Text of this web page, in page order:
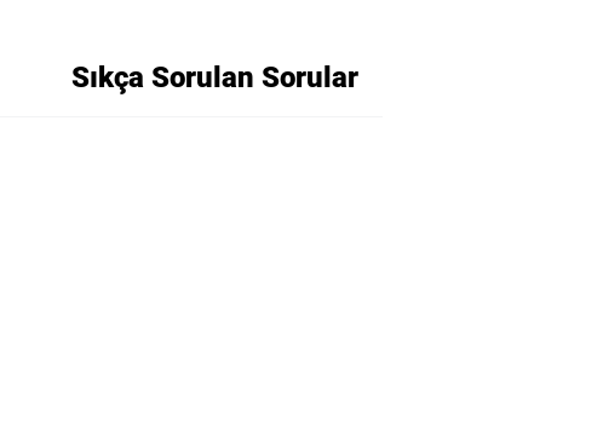
Sıkça Sorulan Sorular